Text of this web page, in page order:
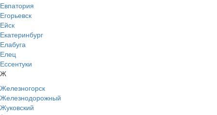
Евпатория
Егорьевск
Ейск
Екатеринбург
Елабуга
Елец
Ессентуки
Ж
Железногорск
Железнодорожный
Жуковский